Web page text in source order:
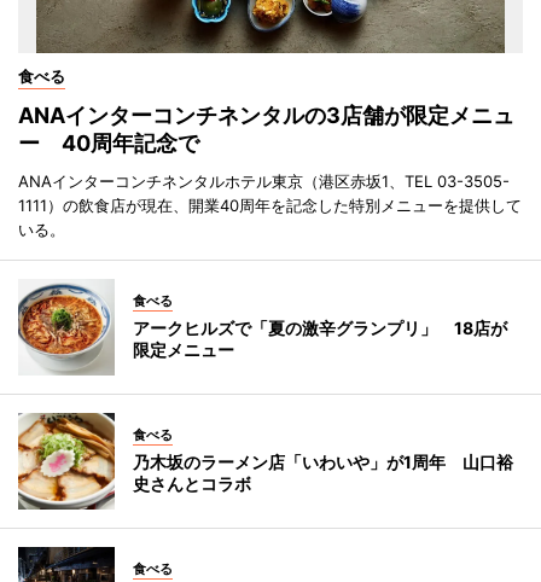
食べる
ANAインターコンチネンタルの3店舗が限定メニュ
ー 40周年記念で
ANAインターコンチネンタルホテル東京（港区赤坂1、TEL 03-3505-
1111）の飲食店が現在、開業40周年を記念した特別メニューを提供して
いる。
食べる
アークヒルズで「夏の激辛グランプリ」 18店が
限定メニュー
食べる
乃木坂のラーメン店「いわいや」が1周年 山口裕
史さんとコラボ
食べる